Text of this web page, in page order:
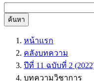
ค้นหา
หน้าแรก
คลังบทความ
ปีที่ 11 ฉบับที่ 2
บทความวิชาการ